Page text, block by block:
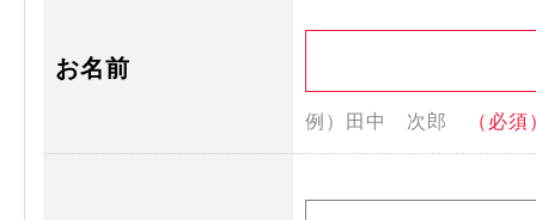
お名前
例）田中 次郎 （必須